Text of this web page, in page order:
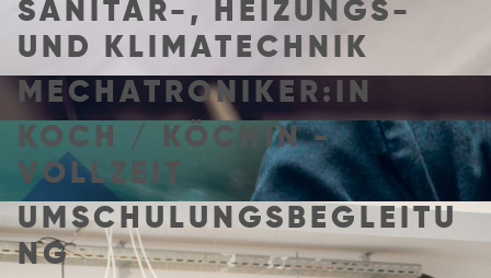
SANITÄR-, HEIZUNGS-
UND KLIMATECHNIK
MECHATRONIKER:IN
KOCH / KÖCHIN -
VOLLZEIT
UMSCHULUNGSBEGLEITU
NG